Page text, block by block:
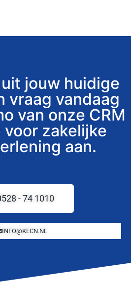
jouw huidige
vraag vandaag
van onze CRM
zakelijke
aan.
- 74 1010
INFO@KECN.NL